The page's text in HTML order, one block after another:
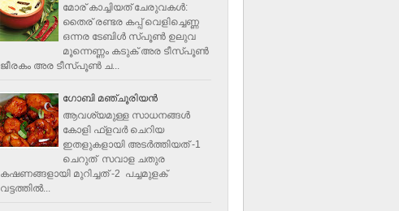
മോര് കാച്ചിയത് ചേരുവകള്‍‌:
തൈര് രണ്ടര കപ്പ് വെളിച്ചെണ്ണ
ഒന്നര ടേബിള്‍ സ്പൂണ്‍ ഉലുവ
മൂന്നെണ്ണം കടുക് അര ടീസ്പൂണ്‍
ജീരകം അര ടീസ്പൂണ്‍ ച...
ഗോബി മഞ്ചൂരിയന്‍
ആവശ്യമുള്ള സാധനങ്ങൾ
കോളി ഫ്ളവര്‍ ചെറിയ
ഇതളുകളായി അടര്‍ത്തിയത് -1
ചെറുത് സവാള ചതുര
കഷണങ്ങളായി മുറിച്ചത് -2 പച്ചമുളക്
വട്ടത്തില്‍...